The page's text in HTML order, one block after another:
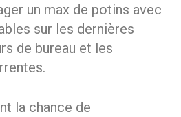
un max de potins avec
sur les dernières
de bureau et les
la chance de